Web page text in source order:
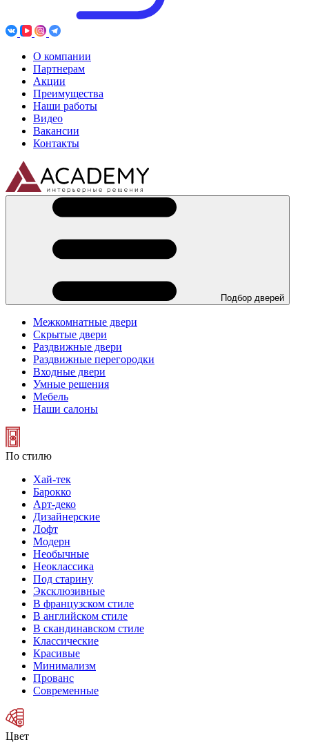
О компании
Партнерам
Акции
Преимущества
Наши работы
Видео
Вакансии
Контакты
Подбор дверей
Межкомнатные двери
Скрытые двери
Раздвижные двери
Раздвижные перегородки
Входные двери
Умные решения
Мебель
Наши салоны
По стилю
Хай-тек
Барокко
Арт-деко
Дизайнерские
Лофт
Модерн
Необычные
Неоклассика
Под старину
Эксклюзивные
В французском стиле
В английском стиле
В скандинавском стиле
Классические
Красивые
Минимализм
Прованс
Современные
Цвет